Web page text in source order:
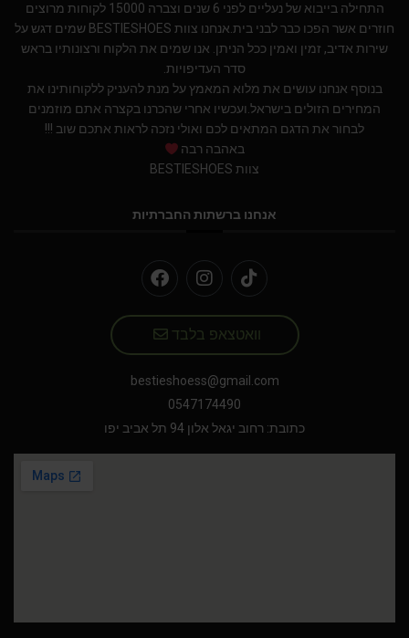
התחילה בייבוא של נעליים לפני 6 שנים וצברה 15000 לקוחות מרוצים
חוזרים אשר הפכו כבר לבני בית.אנחנו צוות BESTIESHOES שמים דגש על
שירות אדיב, זמין ואמין ככל הניתן. אנו שמים את הלקוח ורצונותיו בראש
סדר העדיפויות.
בנוסף אנחנו עושים את מלוא המאמץ על מנת להעניק ללקוחותינו את
המחירים הזולים בישראל.ועכשיו אחרי שהכרנו בקצרה אתם מוזמנים
לבחור את הדגם המתאים לכם ואולי נזכה לראות אתכם שוב !!!
באהבה רבה
צוות BESTIESHOES
אנחנו ברשתות החברתיות
וואטצאפ בלבד
bestieshoess@gmail.com
0547174490
כתובת: רחוב יגאל אלון 94 תל אביב יפו